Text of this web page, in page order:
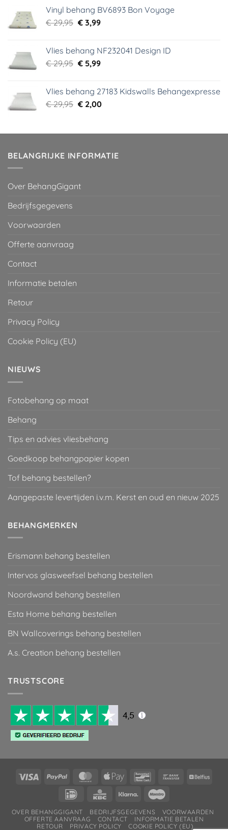
€ 44,95.€ 6,99.
Vinyl behang BV6893 Bon Voyage
€29,95 Oorspronkelijke
€ 29,95.
€3,99Huidige
€ 3,99.
Vlies behang NF232041 Design ID
€29,95 Oorspronkelijke
€ 29,95.
€5,99Huidige
€ 5,99.
Vlies behang 27183 Kidswalls Behangexpresse
€29,95 Oorspronkelijke
€ 29,95.
€2,00Huidige
€ 2,00.
BELANGRIJKE INFORMATIE
Over BehangGigant
Bedrijfsgegevens
Voorwaarden
Offerte aanvraag
Contact
Informatie betalen
Retour
Privacy Policy
Cookie Policy (EU)
NIEUWS
Fotobehang op maat
Behang
Tips en advies vliesbehang
Goedkoop behangpapier kopen
Tof behang bestellen?
Aangepaste levertijden i.v.m. Kerst en oud en nieuw 2025
BEHANGMERKEN
Erismann behang bestellen
Intervos glasweefsel behang bestellen
Noordwand behang bestellen
Esta Home behang bestellen
BN Wallcoverings behang bestellen
A.s. Creation behang bestellen
TRUSTSCORE
Visa PayPal MasterCard
Apple
BancontactBank
IDeal
KBC Klarna
OVER BEHANGGIGANT BEDRIJFSGEGEVENS
VOORWAARDEN
OFFERTE AANVRAAG
CONTACT
INFORMATIE BETALEN
RETOUR
PRIVACY POLICY COOKIE POLICY (EU)